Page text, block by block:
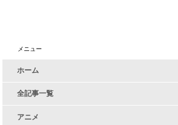
メニュー
ホーム
全記事一覧
アニメ